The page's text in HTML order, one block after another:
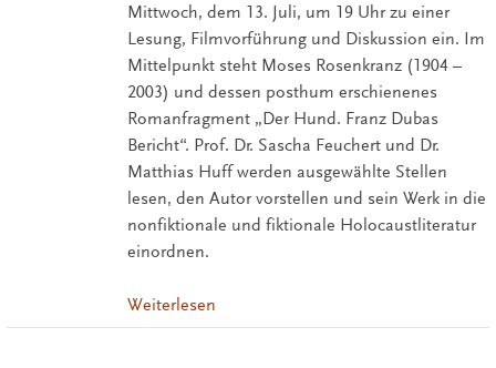
Mittwoch, dem 13. Juli, um 19 Uhr zu einer
Lesung, Filmvorführung und Diskussion ein. Im
Mittelpunkt steht Moses Rosenkranz (1904 –
2003) und dessen posthum erschienenes
Romanfragment „Der Hund. Franz Dubas
Bericht“. Prof. Dr. Sascha Feuchert und Dr.
Matthias Huff werden ausgewählte Stellen
lesen, den Autor vorstellen und sein Werk in die
nonfiktionale und fiktionale Holocaustliteratur
einordnen.
Weiterlesen